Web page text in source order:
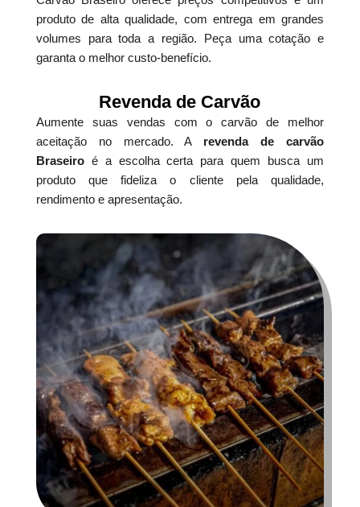
produto de alta qualidade, com entrega em grandes
volumes para toda a região. Peça uma cotação e
garanta o melhor custo-benefício.
Revenda de Carvão
Aumente suas vendas com o carvão de melhor
aceitação no mercado. A revenda de carvão
Braseiroé a escolha certa para quem busca um
produto que fideliza o cliente pela qualidade,
rendimento e apresentação.